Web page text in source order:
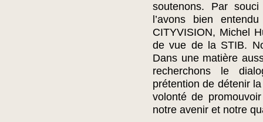
soutenons. Par
l’avons bien
CITYVISION, Michel
de vue de la STIB.
Dans une matière
recherchons le
prétention de détenir
volonté de
notre avenir et notre